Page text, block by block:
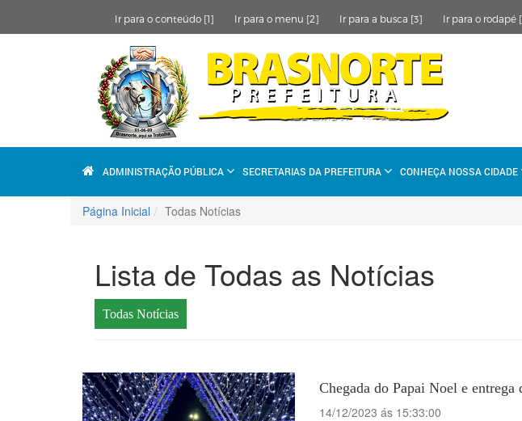
Ir para o conteúdo [1] Ir para o menu [2] Ir para a busca [3] Ir para o rodapé
ADMINISTRAÇÃO PÚBLICA SECRETARIAS DA PREFEITURA CONHEÇA NOSSA CIDADE
Página Inicial Todas Notícias
Lista de Todas as Notícias
Todas Notícias
Chegada do Papai Noel e
14/12/2023 ás 15:33:00